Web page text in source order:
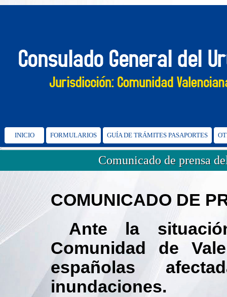
INICIO FORMULARIOS GUÍA DE TRÁMITES PASAPORTES
Comunicado de prensa
COMUNICADO DE
Ante la
Comunidad de
españolas
inundaciones.